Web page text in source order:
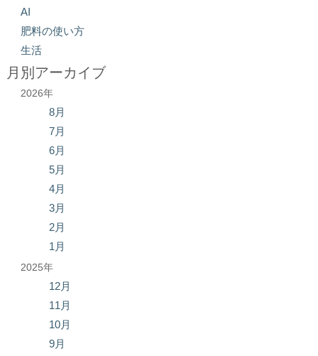
AI
肥料の使い方
生活
月別アーカイブ
2026年
8月
7月
6月
5月
4月
3月
2月
1月
2025年
12月
11月
10月
9月